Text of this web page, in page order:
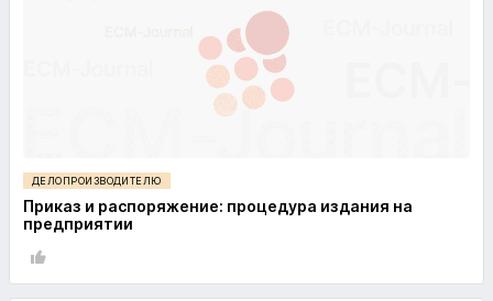
ДЕЛОПРОИЗВОДИТЕЛЮ
Приказ и распоряжение: процедура издания на
предприятии